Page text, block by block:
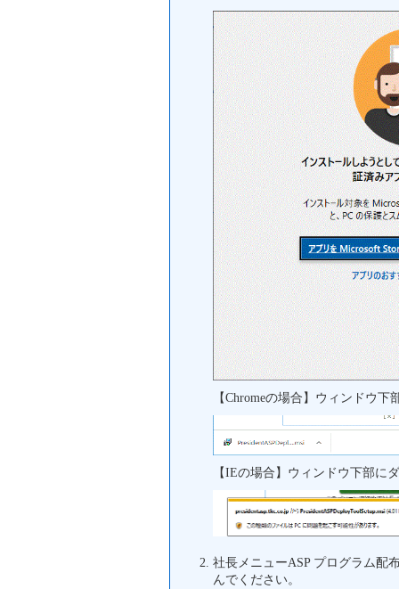
【Chromeの場合】ウィンドウ
【IEの場合】ウィンドウ下部に
社長メニューASP プログラム配
んでください。